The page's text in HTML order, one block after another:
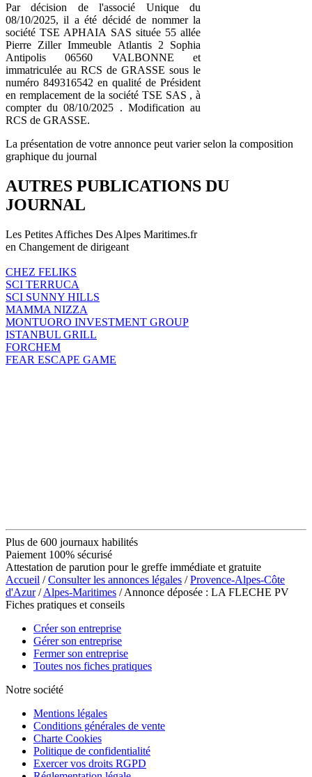
Par décision de l'associé Unique du
08/10/2025, il a été décidé de nommer la
société TSE APHAIA SAS située 55 allée
Pierre Ziller Immeuble Atlantis 2 Sophia
Antipolis 06560 VALBONNE et
immatriculée au RCS de GRASSE sous le
numéro 849316542 en qualité de Président
en remplacement de la société TSE SAS , à
compter du 08/10/2025 . Modification au
RCS de GRASSE.
La présentation de votre annonce peut varier selon la composition
graphique du journal
AUTRES PUBLICATIONS DU
JOURNAL
Les Petites Affiches Des Alpes Maritimes.fr
en Changement de dirigeant
CHEZ FELIKS
SCI TERRUCA
SCI SUNNY HILLS
MAMMA NIZZA
MONTUORO INVESTMENT GROUP
ISTANBUL GRILL
FORCHEM
FEAR ESCAPE GAME
Plus de 600 journaux habilités
Paiement 100% sécurisé
Attestation de parution pour le greffe immédiate et gratuite
Accueil /Consulter les annonces légales /Provence-Alpes-Côte
d'Azur/Alpes-Maritimes / Annonce déposée : LA FLECHE PV
Fiches pratiques et conseils
Créer son entreprise
Gérer son entreprise
Fermer son entreprise
Toutes nos fiches pratiques
Notre société
Mentions légales
Conditions générales de vente
Charte Cookies
Politique de confidentialité
Exercer vos droits RGPD